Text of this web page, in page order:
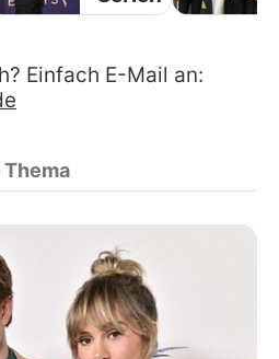
Einfach E-Mail an: